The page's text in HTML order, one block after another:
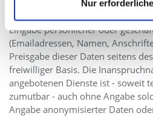
Nur
Sofern innerhalb des
Eingabe persönlicher oder
(Emailadressen, Namen,
Preisgabe dieser Daten seitens
freiwilliger Basis. Die
angebotenen Dienste ist - soweit
zumutbar - auch ohne Angabe
Angabe anonymisierter Daten